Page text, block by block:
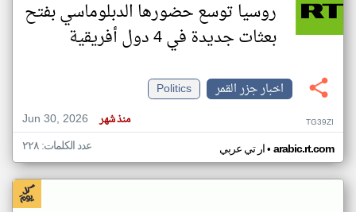
روسيا توسع حضورها الدبلوماسي بفتح
بعثات جديدة في 4 دول أفريقية
اخبار جزر القمر
Politics
Jun 30, 2026
منذ شهر TG39ZI
ار تي عربي• arabic.rt.com عدد الكلمات: ٢٢٨